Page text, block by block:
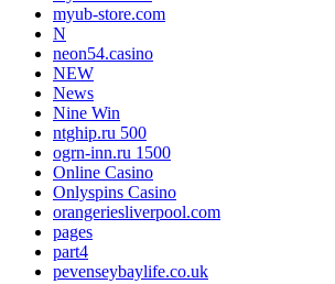
myub-store.com
N
neon54.casino
NEW
News
Nine Win
ntghip.ru 500
ogrn-inn.ru 1500
Online Casino
Onlyspins Casino
orangeriesliverpool.com
pages
part4
pevenseybaylife.co.uk